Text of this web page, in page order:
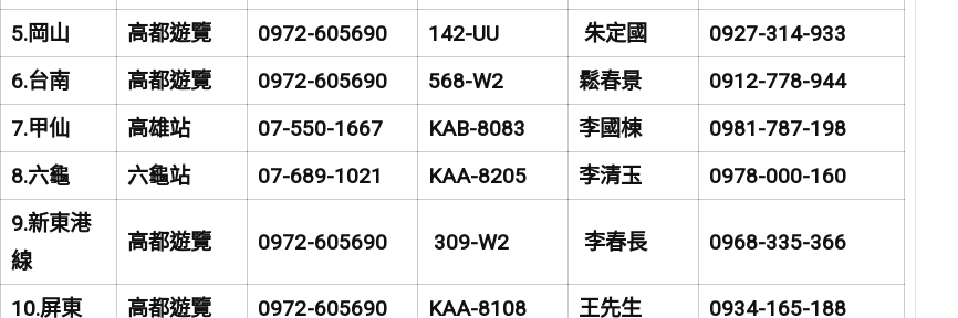
5.岡山 高都遊覽 0972-605690 142-UU 朱定國
0927-314-933
6.台南 高都遊覽 0972-605690 568-W2 鬆春景
0912-778-944
7.甲仙 高雄站 07-550-1667 KAB-8083 李國棟
0981-787-198
8.六龜 六龜站 07-689-1021 KAA-8205 李清玉
0978-000-160
9.新東港
線
高都遊覽 0972-605690 309-W2 李春長 0968-335-366
10.屏東 高都遊覽 0972-605690 KAA-8108 王先生 0934-165-188